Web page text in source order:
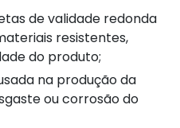
resistentes,
do produto;
ou corrosão do